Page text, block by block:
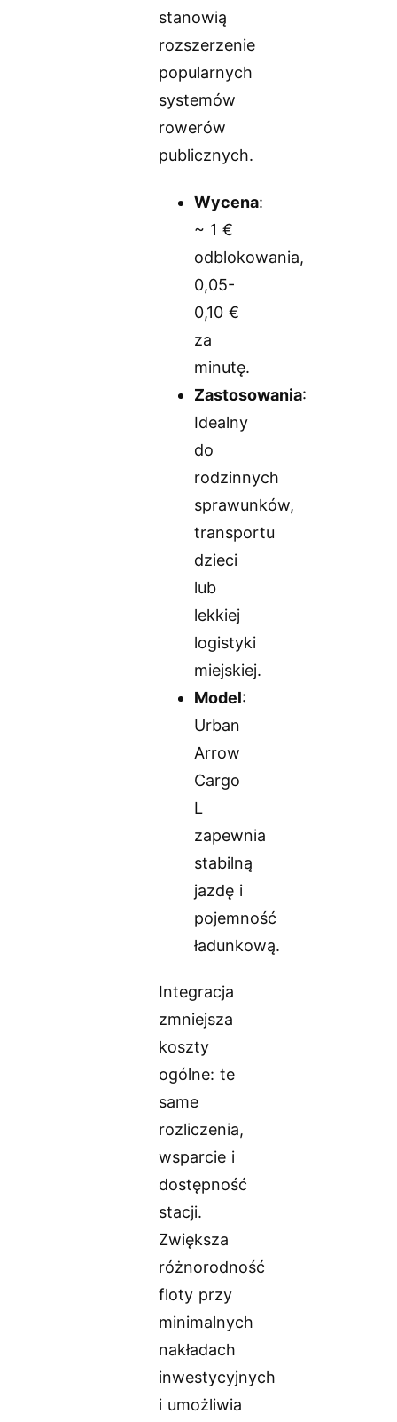
stanowią
rozszerzenie
popularnych
systemów
rowerów
publicznych.
Wycena:
~ 1 €
odblokowania,
0,05-
0,10 €
za
minutę.
Zastosowania:
Idealny
do
rodzinnych
sprawunków,
transportu
dzieci
lub
lekkiej
logistyki
miejskiej.
Model:
Urban
Arrow
Cargo
L
zapewnia
stabilną
jazdę i
pojemność
ładunkową.
Integracja
zmniejsza
koszty
ogólne: te
same
rozliczenia,
wsparcie i
dostępność
stacji.
Zwiększa
różnorodność
floty przy
minimalnych
nakładach
inwestycyjnych
i umożliwia